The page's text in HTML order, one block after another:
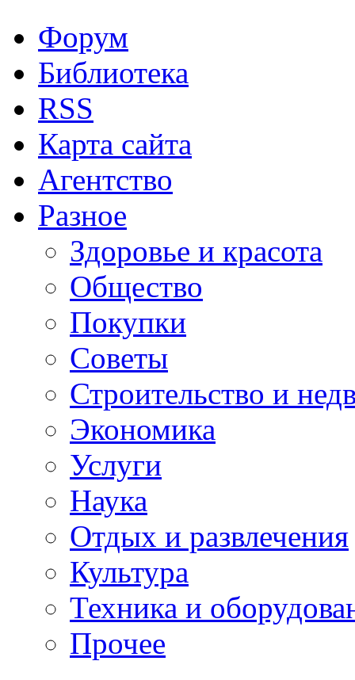
Форум
Библиотека
RSS
Карта сайта
Агентство
Разное
Здоровье и красота
Общество
Покупки
Советы
Строительство и
Экономика
Услуги
Наука
Отдых и развлечения
Культура
Техника и
Прочее